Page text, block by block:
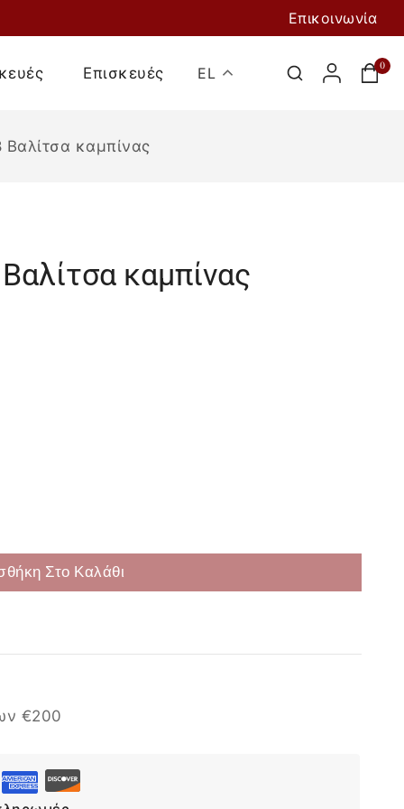
Επικοινωνία
Επισκευές EL 0
καμπίνας
καμπίνας
Στο Καλάθι
€200